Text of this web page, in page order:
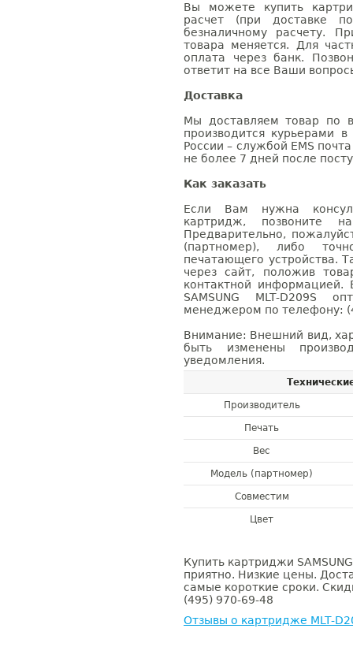
Вы можете купить
расчет (при доставке
безналичному расчету.
товара меняется. Для
оплата через банк.
ответит на все Ваши
Доставка
Мы доставляем товар по
производится курьерами
России – службой EMS
не более 7 дней после
Как заказать
Если Вам нужна
картридж, позвоните
Предварительно,
(партномер), либо
печатающего устройства.
через сайт, положив
контактной информацией.
SAMSUNG MLT-D209S
менеджером по телефону:
Внимание: Внешний вид,
быть изменены
уведомления.
Производитель
Печать
Вес
Модель (партномер)
Совместим
Цвет
Купить картриджи
приятно. Низкие цены.
самые короткие сроки.
(495) 970-69-48
Отзывы о картридже MLT-